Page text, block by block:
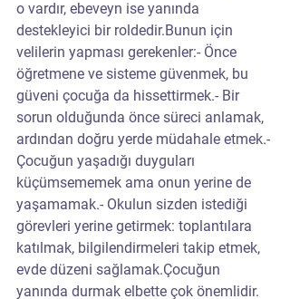
o vardır, ebeveyn ise yanında
destekleyici bir roldedir.Bunun için
velilerin yapması gerekenler:- Önce
öğretmene ve sisteme güvenmek, bu
güveni çocuğa da hissettirmek.- Bir
sorun olduğunda önce süreci anlamak,
ardından doğru yerde müdahale etmek.-
Çocuğun yaşadığı duyguları
küçümsememek ama onun yerine de
yaşamamak.- Okulun sizden istediği
görevleri yerine getirmek: toplantılara
katılmak, bilgilendirmeleri takip etmek,
evde düzeni sağlamak.Çocuğun
yanında durmak elbette çok önemlidir.